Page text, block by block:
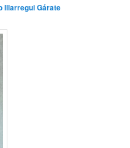
Illarregui Gárate